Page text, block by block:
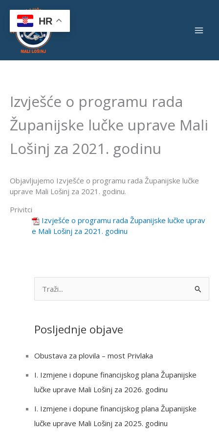
content
Izvješće o programu rada
Županijske lučke uprave Mali
Lošinj za 2021. godinu
Objavljujemo Izvješće o programu rada Županijske lučke
uprave Mali Lošinj za 2021. godinu.
Privitci
Izvješće o programu rada Županijske lučke uprav
e Mali Lošinj za 2021. godinu
r
f
o
r
:
Posljednje objave
Obustava za plovila – most Privlaka
I. Izmjene i dopune financijskog plana Županijske
lučke uprave Mali Lošinj za 2026. godinu
I. Izmjene i dopune financijskog plana Županijske
lučke uprave Mali Lošinj za 2025. godinu
HR